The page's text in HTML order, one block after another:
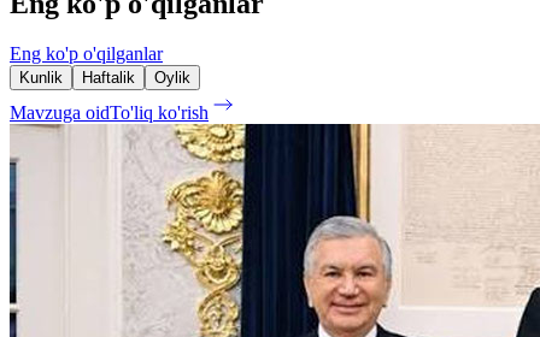
Eng ko'p o'qilganlar
Kunlik Haftalik Oylik
Mavzuga oidTo'liq ko'rish